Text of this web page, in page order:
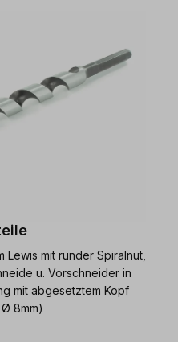
Lewis mit runder Spiralnut,
u. Vorschneider in
mit abgesetztem Kopf
8mm)